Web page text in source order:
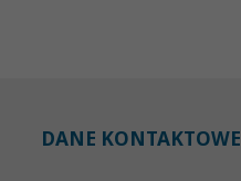
DANE KONTAKTOWE